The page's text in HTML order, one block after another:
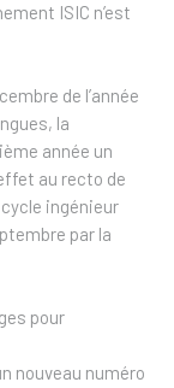
ISIC n’est
de l’année
la
année un
au recto de
ingénieur
par la
pour
nouveau numéro